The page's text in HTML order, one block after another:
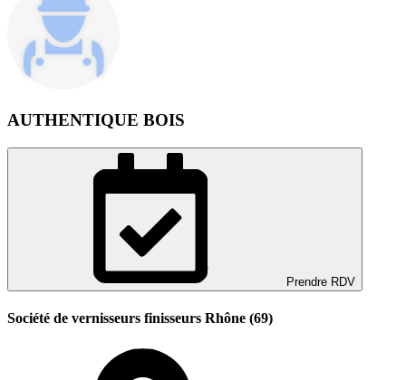
AUTHENTIQUE BOIS
Prendre RDV
Société de vernisseurs finisseurs Rhône (69)